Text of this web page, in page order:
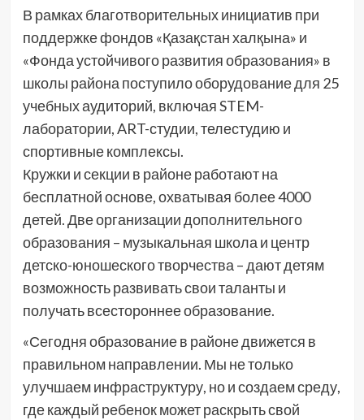
В рамках благотворительных инициатив при
поддержке фондов «Қазақстан халқына» и
«Фонда устойчивого развития образования» в
школы района поступило оборудование для 25
учебных аудиторий, включая STEM-
лаборатории, ART-студии, телестудию и
спортивные комплексы.
Кружки и секции в районе работают на
бесплатной основе, охватывая более 4000
детей. Две организации дополнительного
образования – музыкальная школа и центр
детско-юношеского творчества – дают детям
возможность развивать свои таланты и
получать всестороннее образование.
«Сегодня образование в районе движется в
правильном направлении. Мы не только
улучшаем инфраструктуру, но и создаем среду,
где каждый ребенок может раскрыть свой